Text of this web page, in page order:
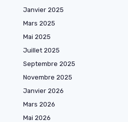
Janvier 2025
Mars 2025
Mai 2025
Juillet 2025
Septembre 2025
Novembre 2025
Janvier 2026
Mars 2026
Mai 2026